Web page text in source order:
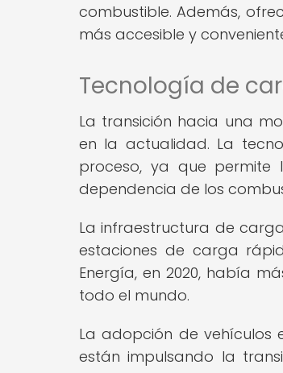
combustible. Además,
más accesible y
Tecnología de
La transición hacia una
en la actualidad. La
proceso, ya que permite
dependencia de los
La infraestructura de
estaciones de carga
Energía, en 2020, había
todo el mundo.
La adopción de vehículos
están impulsando la